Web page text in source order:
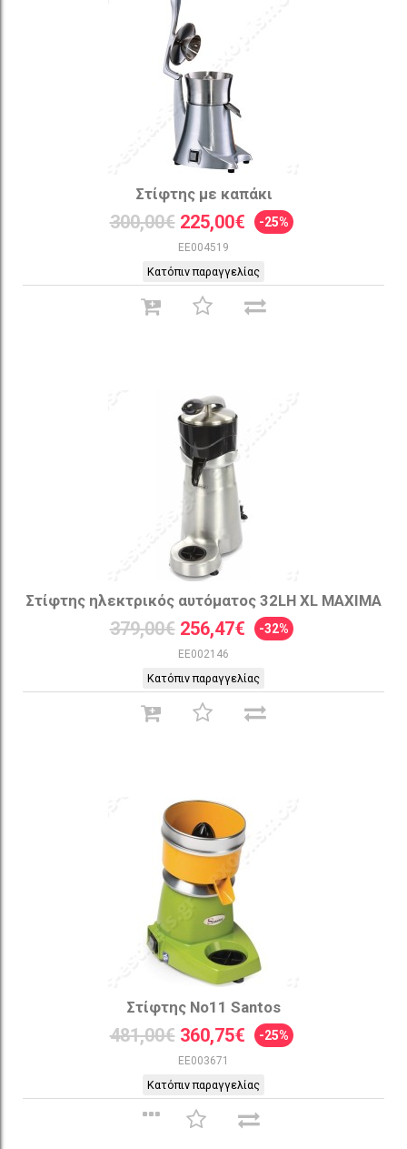
Στίφτης με καπάκι
300,00€ 225,00€ -25%
EE004519
Κατόπιν παραγγελίας
Στίφτης ηλεκτρικός αυτόματος 32LH XL MAXIMA
379,00€ 256,47€ -32%
EE002146
Κατόπιν παραγγελίας
Στίφτης Νο11 Santos
481,00€ 360,75€ -25%
EE003671
Κατόπιν παραγγελίας